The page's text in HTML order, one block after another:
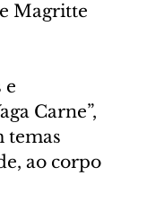
Magritte
e
Carne”,
temas
ao corpo